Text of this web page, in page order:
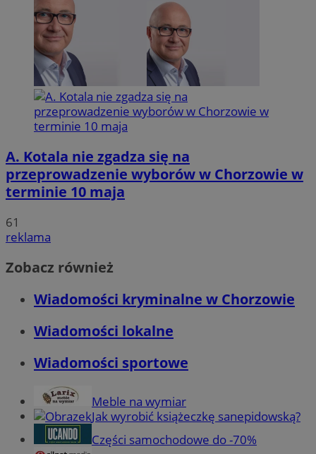
A. Kotala nie zgadza się na
przeprowadzenie wyborów w Chorzowie w
terminie 10 maja
61
reklama
Zobacz również
Wiadomości kryminalne w Chorzowie
Wiadomości lokalne
Wiadomości sportowe
Meble na wymiar
Jak wyrobić książeczkę sanepidowską?
Części samochodowe do -70%